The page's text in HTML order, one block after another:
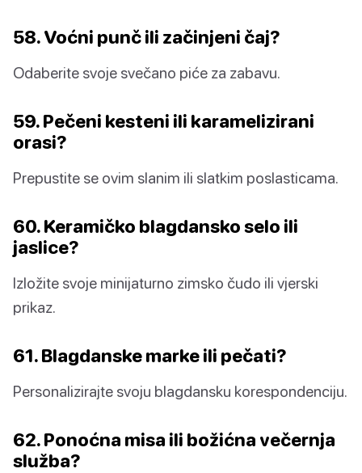
58. Voćni punč ili začinjeni čaj?
Odaberite svoje svečano piće za zabavu.
59. Pečeni kesteni ili karamelizirani
orasi?
Prepustite se ovim slanim ili slatkim poslasticama.
60. Keramičko blagdansko selo ili
jaslice?
Izložite svoje minijaturno zimsko čudo ili vjerski
prikaz.
61. Blagdanske marke ili pečati?
Personalizirajte svoju blagdansku korespondenciju.
62. Ponoćna misa ili božićna večernja
služba?